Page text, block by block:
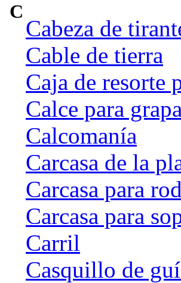
C
Cabeza de
Cable de tierra
Caja de resorte
Calce para
Calcomanía
Carcasa de la
Carcasa para
Carcasa para
Carril
Casquillo de